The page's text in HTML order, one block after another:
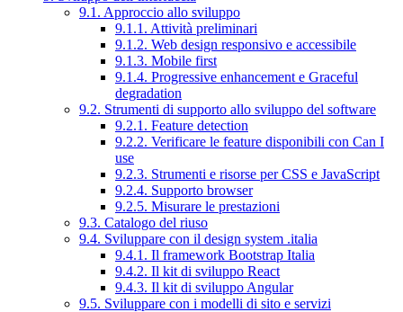
9.1. Approccio allo sviluppo
9.1.1. Attività preliminari
9.1.2. Web design responsivo e accessibile
9.1.3. Mobile first
9.1.4. Progressive enhancement e Graceful
degradation
9.2. Strumenti di supporto allo sviluppo del software
9.2.1. Feature detection
9.2.2. Verificare le feature disponibili con Can I
use
9.2.3. Strumenti e risorse per CSS e JavaScript
9.2.4. Supporto browser
9.2.5. Misurare le prestazioni
9.3. Catalogo del riuso
9.4. Sviluppare con il design system .italia
9.4.1. Il framework Bootstrap Italia
9.4.2. Il kit di sviluppo React
9.4.3. Il kit di sviluppo Angular
9.5. Sviluppare con i modelli di sito e servizi